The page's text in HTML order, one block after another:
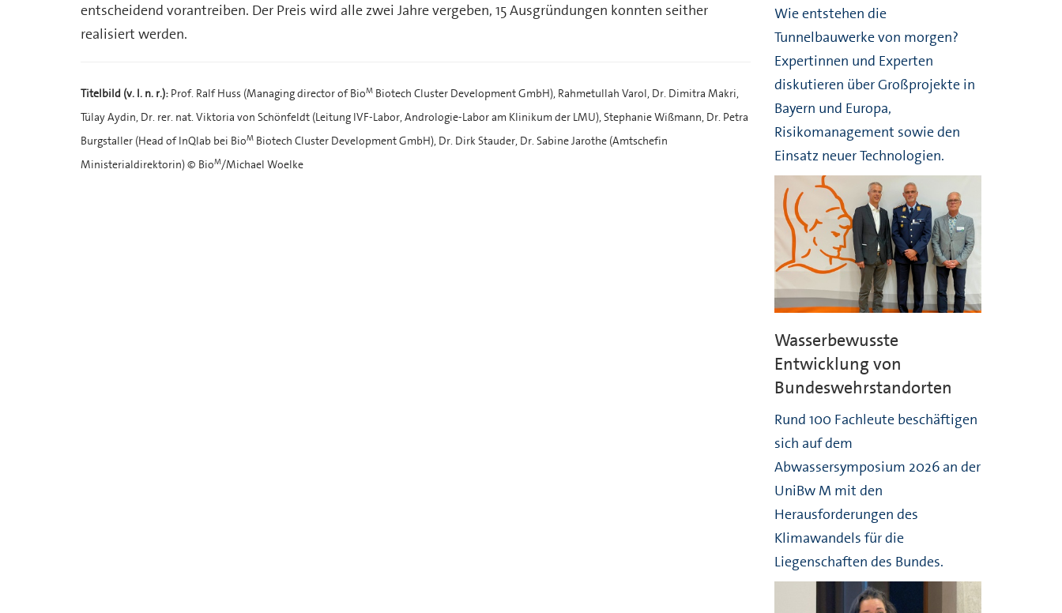
entscheidend vorantreiben. Der Preis wird alle zwei Jahre vergeben, 15 Ausgründungen konnten seither
realisiert werden.
Titelbild (v. l. n. r.): Prof. Ralf Huss (Managing director of BioM Biotech Cluster Development GmbH), Rahmetullah Varol, Dr. Dimitra Makri,
Tülay Aydin, Dr. rer. nat. Viktoria von Schönfeldt (Leitung IVF-Labor, Andrologie-Labor am Klinikum der LMU), Stephanie Wißmann, Dr. Petra
Burgstaller (Head of InQlab bei BioM Biotech Cluster Development GmbH), Dr. Dirk Stauder, Dr. Sabine Jarothe (Amtschefin
Ministerialdirektorin) © BioM/Michael Woelke
Wie entstehen die
Tunnelbauwerke von morgen?
Expertinnen und Experten
diskutieren über Großprojekte in
Bayern und Europa,
Risikomanagement sowie den
Einsatz neuer Technologien.
Wasserbewusste
Entwicklung von
Bundeswehrstandorten
Rund 100 Fachleute beschäftigen
sich auf dem
Abwassersymposium 2026 an der
UniBw M mit den
Herausforderungen des
Klimawandels für die
Liegenschaften des Bundes.